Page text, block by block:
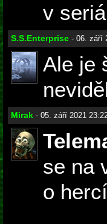
v
S.S.Enterprise - 06. září
Ale je
Mirak - 05. září 2021
se na
o